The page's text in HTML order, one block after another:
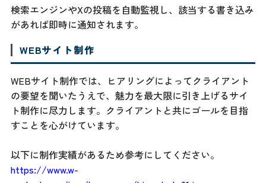
検索エンジンやXの投稿を自動監視し、該当する書き込み
があれば即時に通知されます。
WEBサイト制作
WEBサイト制作では、ヒアリングによってクライアント
の要望を聞いたうえで、魅力を最大限に引き上げるサイ
ト制作に尽力します。クライアントと共にゴールを目指
すことを心がけています。
以下に制作実績があるため参考にしてください。
https://www.w-